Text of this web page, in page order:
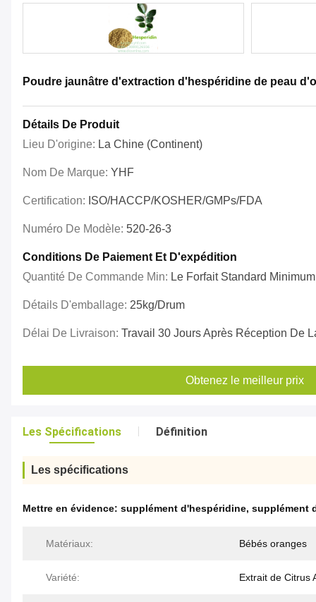
Poudre jaunâtre d'extraction d'hespéridine de peau
Détails De Produit
Lieu D'origine: La Chine (continent)
Nom De Marque: YHF
Certification: ISO/HACCP/KOSHER/GMPs/FDA
Numéro De Modèle: 520-26-3
Conditions De Paiement Et D'expédition
Quantité De Commande Min: Le Forfait Standard
Détails D'emballage: 25kg/drum
Délai De Livraison: Travail 30 Jours Après Réception De
Obtenez le meilleur prix
Les Spécifications Définition
Les spécifications
Mettre en évidence: supplément d'hespéridine, supplément
Matériaux: Bébés oranges
Variété: Extrait de Citrus